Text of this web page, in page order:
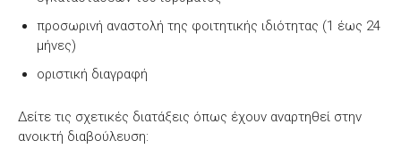
προσωρινή αναστολή της φοιτητικής ιδιότητας (1 έως 24
μήνες)
οριστική διαγραφή
Δείτε τις σχετικές διατάξεις όπως έχουν αναρτηθεί στην
ανοικτή διαβούλευση: